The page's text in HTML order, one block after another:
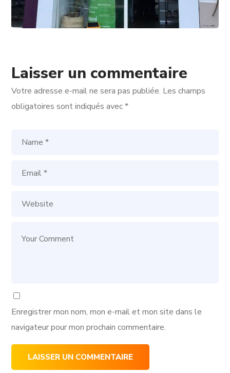
Laisser un commentaire
Votre adresse e-mail ne sera pas publiée. Les champs
obligatoires sont indiqués avec*
Enregistrer mon nom, mon e-mail et mon site dans le
navigateur pour mon prochain commentaire.